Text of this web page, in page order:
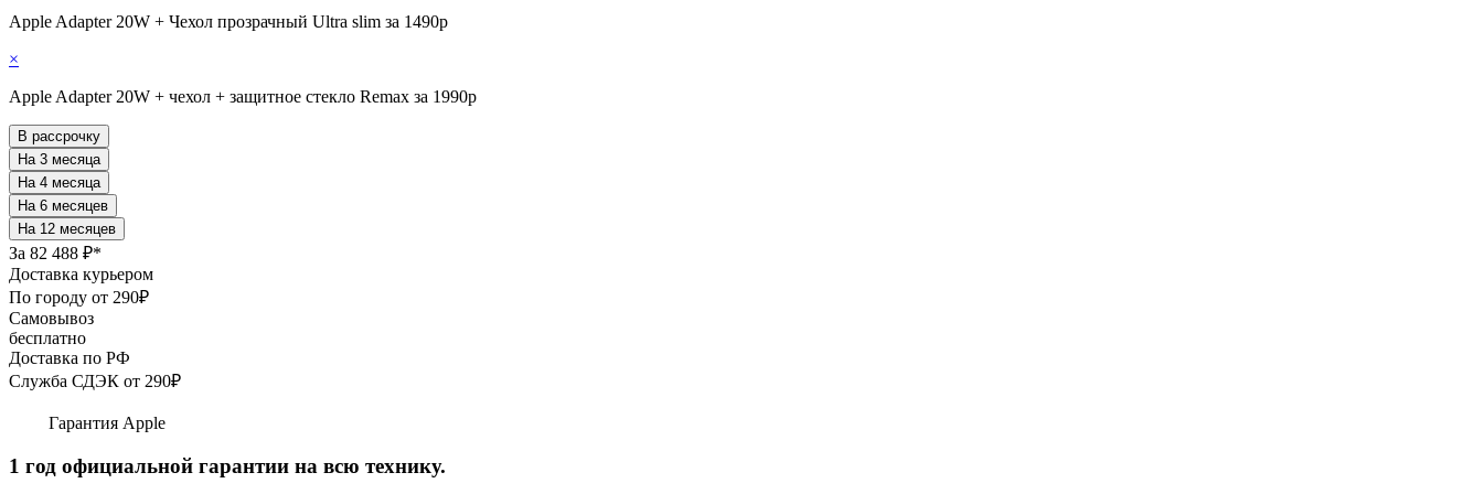
Apple Adapter 20W + Чехол прозрачный Ultra slim за 1490р
×
Apple Adapter 20W + чехол + защитное стекло Remax за 1990р
В рассрочку
За 82 488 ₽*
Доставка курьером
По городу от 290₽
Самовывоз
бесплатно
Доставка по РФ
Служба СДЭК от 290₽
Гарантия Apple
1 год официальной гарантии на всю технику.